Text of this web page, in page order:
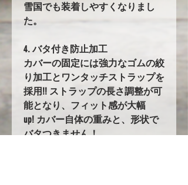
雪国でも装着しやすくなりまし
た。
4. バタ付き防止加工
カバーの固定には強力なゴムの絞
り加工とワンタッチストラップを
採用!! ストラップの長さ調整が可
能となり、フィット感が大幅
up! カバー自体の重みと、形状で
バタつきません！